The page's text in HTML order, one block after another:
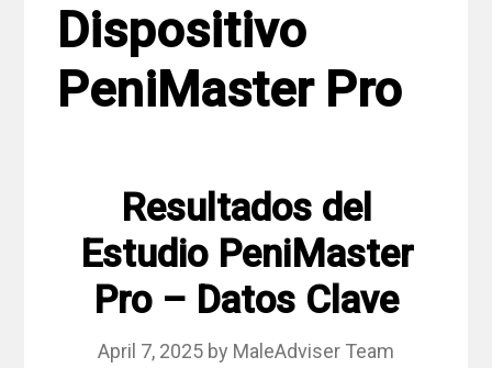
Dispositivo
PeniMaster Pro
Resultados del
Estudio PeniMaster
Pro – Datos Clave
April 7, 2025 by MaleAdviser Team